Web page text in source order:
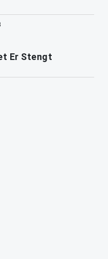
Er Stengt